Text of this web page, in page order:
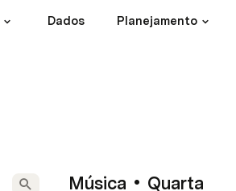
Dados Planejamento
Música • Quarta